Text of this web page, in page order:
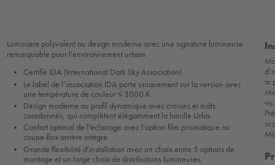
Luminaire polyvalent au design moderne avec une signature lumineuse
remarquable pour l'environnement urbain
Certifié IDA (International Dark Sky Association)
Le label de l’association IDA porte uniquement sur la version avec
une température de couleur ≤ 3000 K.
Design moderne au profil dynamique avec crosses et mâts
coordonnés, qui complètent élégamment la famille Urba
Confort optimal de l'éclairage avec l'option film prismatique ou
coupe-flux arrière intégré
Grande flexibilité d'installation avec un choix entre 5 options de
montage et un large choix de distributions lumineuses
m